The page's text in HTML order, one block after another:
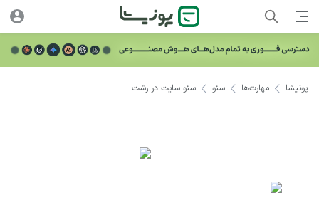
پونیشا مهارت‌ها سئو سئو سایت در رشت